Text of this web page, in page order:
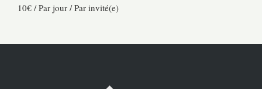
10€ / Par jour / Par invité(e)